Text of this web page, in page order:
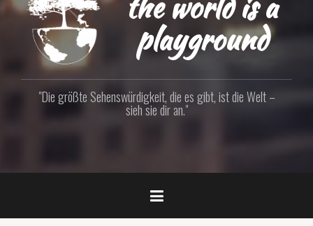
playground
"Die größte Sehenswürdigkeit, die es gibt, ist die Welt –
sieh sie dir an."